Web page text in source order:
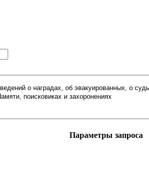
Параметры запроса